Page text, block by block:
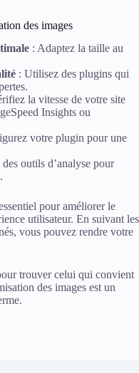
des images
: Adaptez la taille au
: Utilisez des plugins qui
la vitesse de votre site
Insights ou
votre plugin pour une
outils d’analyse pour
pour améliorer le
utilisateur. En suivant les
vous pouvez rendre votre
trouver celui qui convient
des images est un